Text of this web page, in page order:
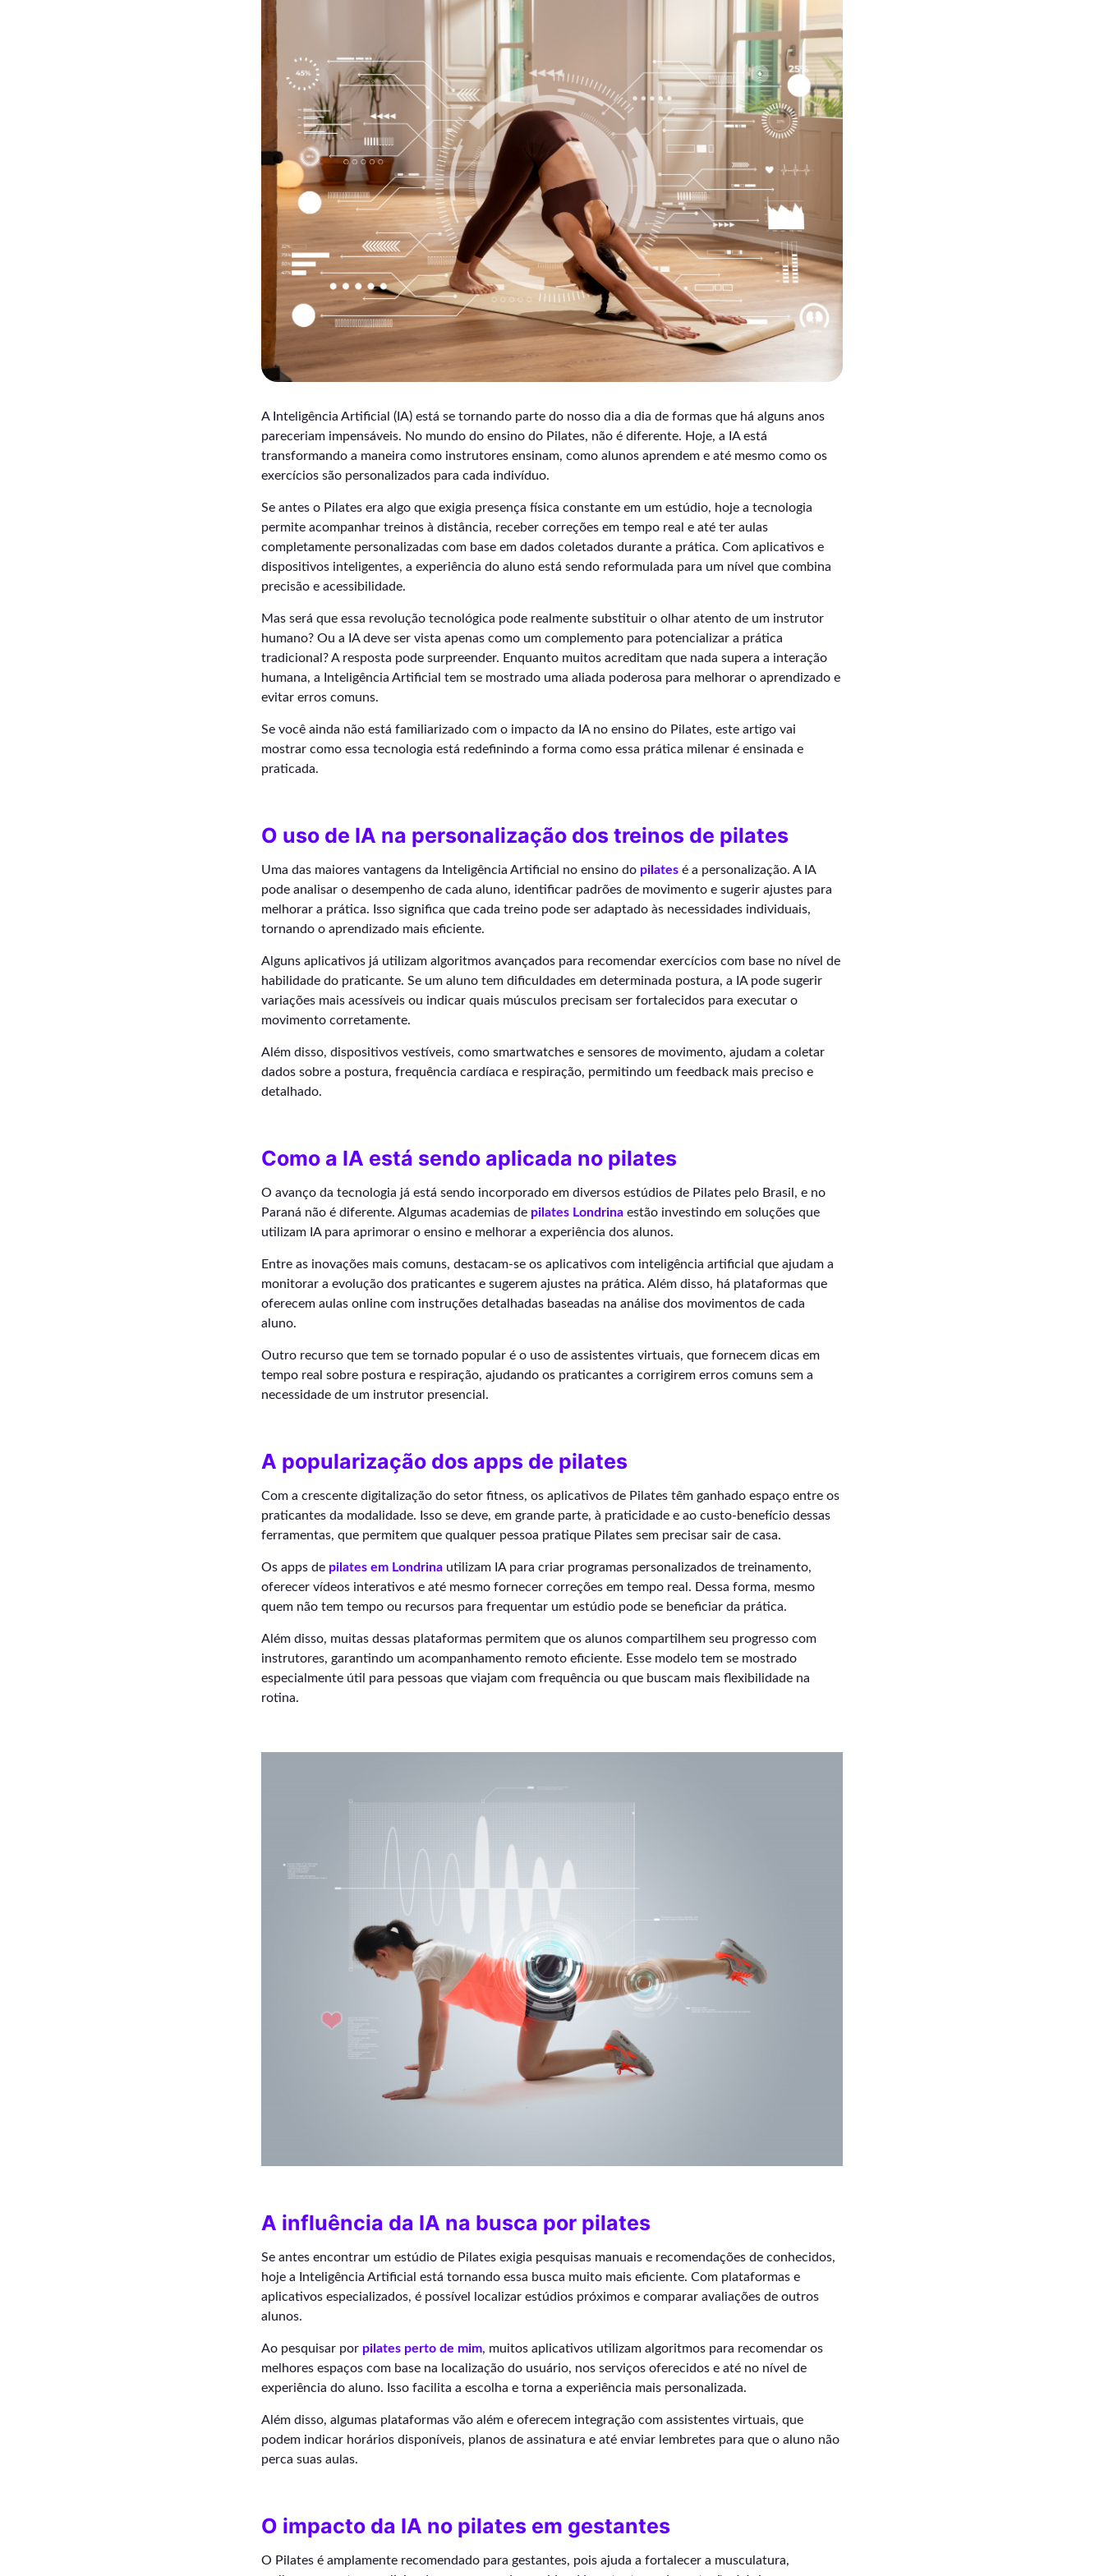
A Inteligência Artificial (IA) está se tornando parte do nosso dia a dia de formas que há alguns anos
pareceriam impensáveis. No mundo do ensino do Pilates, não é diferente. Hoje, a IA está
transformando a maneira como instrutores ensinam, como alunos aprendem e até mesmo como os
exercícios são personalizados para cada indivíduo.
Se antes o Pilates era algo que exigia presença física constante em um estúdio, hoje a tecnologia
permite acompanhar treinos à distância, receber correções em tempo real e até ter aulas
completamente personalizadas com base em dados coletados durante a prática. Com aplicativos e
dispositivos inteligentes, a experiência do aluno está sendo reformulada para um nível que combina
precisão e acessibilidade.
Mas será que essa revolução tecnológica pode realmente substituir o olhar atento de um instrutor
humano? Ou a IA deve ser vista apenas como um complemento para potencializar a prática
tradicional? A resposta pode surpreender. Enquanto muitos acreditam que nada supera a interação
humana, a Inteligência Artificial tem se mostrado uma aliada poderosa para melhorar o aprendizado e
evitar erros comuns.
Se você ainda não está familiarizado com o impacto da IA no ensino do Pilates, este artigo vai
mostrar como essa tecnologia está redefinindo a forma como essa prática milenar é ensinada e
praticada.
O uso de IA na personalização dos treinos de pilates
Uma das maiores vantagens da Inteligência Artificial no ensino do pilates é a personalização. A IA
pode analisar o desempenho de cada aluno, identificar padrões de movimento e sugerir ajustes para
melhorar a prática. Isso significa que cada treino pode ser adaptado às necessidades individuais,
tornando o aprendizado mais eficiente.
Alguns aplicativos já utilizam algoritmos avançados para recomendar exercícios com base no nível de
habilidade do praticante. Se um aluno tem dificuldades em determinada postura, a IA pode sugerir
variações mais acessíveis ou indicar quais músculos precisam ser fortalecidos para executar o
movimento corretamente.
Além disso, dispositivos vestíveis, como smartwatches e sensores de movimento, ajudam a coletar
dados sobre a postura, frequência cardíaca e respiração, permitindo um feedback mais preciso e
detalhado.
Como a IA está sendo aplicada no pilates
O avanço da tecnologia já está sendo incorporado em diversos estúdios de Pilates pelo Brasil, e no
Paraná não é diferente. Algumas academias de pilates Londrina estão investindo em soluções que
utilizam IA para aprimorar o ensino e melhorar a experiência dos alunos.
Entre as inovações mais comuns, destacam-se os aplicativos com inteligência artificial que ajudam a
monitorar a evolução dos praticantes e sugerem ajustes na prática. Além disso, há plataformas que
oferecem aulas online com instruções detalhadas baseadas na análise dos movimentos de cada
aluno.
Outro recurso que tem se tornado popular é o uso de assistentes virtuais, que fornecem dicas em
tempo real sobre postura e respiração, ajudando os praticantes a corrigirem erros comuns sem a
necessidade de um instrutor presencial.
A popularização dos apps de pilates
Com a crescente digitalização do setor fitness, os aplicativos de Pilates têm ganhado espaço entre os
praticantes da modalidade. Isso se deve, em grande parte, à praticidade e ao custo-benefício dessas
ferramentas, que permitem que qualquer pessoa pratique Pilates sem precisar sair de casa.
Os apps de pilates em Londrina utilizam IA para criar programas personalizados de treinamento,
oferecer vídeos interativos e até mesmo fornecer correções em tempo real. Dessa forma, mesmo
quem não tem tempo ou recursos para frequentar um estúdio pode se beneficiar da prática.
Além disso, muitas dessas plataformas permitem que os alunos compartilhem seu progresso com
instrutores, garantindo um acompanhamento remoto eficiente. Esse modelo tem se mostrado
especialmente útil para pessoas que viajam com frequência ou que buscam mais flexibilidade na
rotina.
A influência da IA na busca por pilates
Se antes encontrar um estúdio de Pilates exigia pesquisas manuais e recomendações de conhecidos,
hoje a Inteligência Artificial está tornando essa busca muito mais eficiente. Com plataformas e
aplicativos especializados, é possível localizar estúdios próximos e comparar avaliações de outros
alunos.
Ao pesquisar por pilates perto de mim, muitos aplicativos utilizam algoritmos para recomendar os
melhores espaços com base na localização do usuário, nos serviços oferecidos e até no nível de
experiência do aluno. Isso facilita a escolha e torna a experiência mais personalizada.
Além disso, algumas plataformas vão além e oferecem integração com assistentes virtuais, que
podem indicar horários disponíveis, planos de assinatura e até enviar lembretes para que o aluno não
perca suas aulas.
O impacto da IA no pilates em gestantes
O Pilates é amplamente recomendado para gestantes, pois ajuda a fortalecer a musculatura,